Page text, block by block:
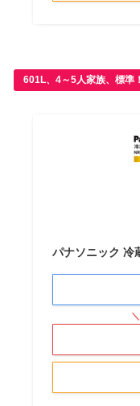
601L、4～5人家族、標準
パナソニック 冷